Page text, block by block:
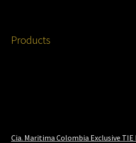
Products
Cia. Maritima Colombia Exclusive TIE